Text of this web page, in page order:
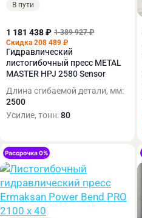
В пути
1 181 438 ₽ 1 389 927 ₽
Скидка 208 489 ₽
Гидравлический
листогибочный пресс METAL
MASTER HPJ 2580 Sensor
Длина сгибаемой детали, мм:
2500
Усилие, тонн:80